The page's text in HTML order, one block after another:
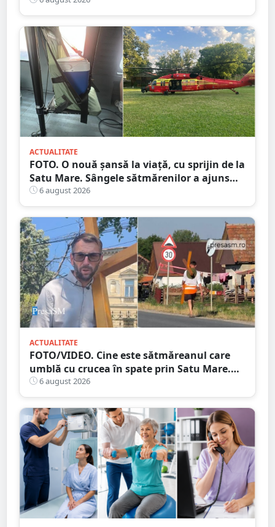
înmatriculat
ACTUALITATE
FOTO. O nouă șansă la viață, cu sprijin de la
Satu Mare. Sângele sătmărenilor a ajuns
într-o misiune contra cronometru pentru
un transplant hepatic
6 august 2026
ACTUALITATE
FOTO/VIDEO. Cine este sătmăreanul care
umblă cu crucea în spate prin Satu Mare.
De ce face acest gest
6 august 2026